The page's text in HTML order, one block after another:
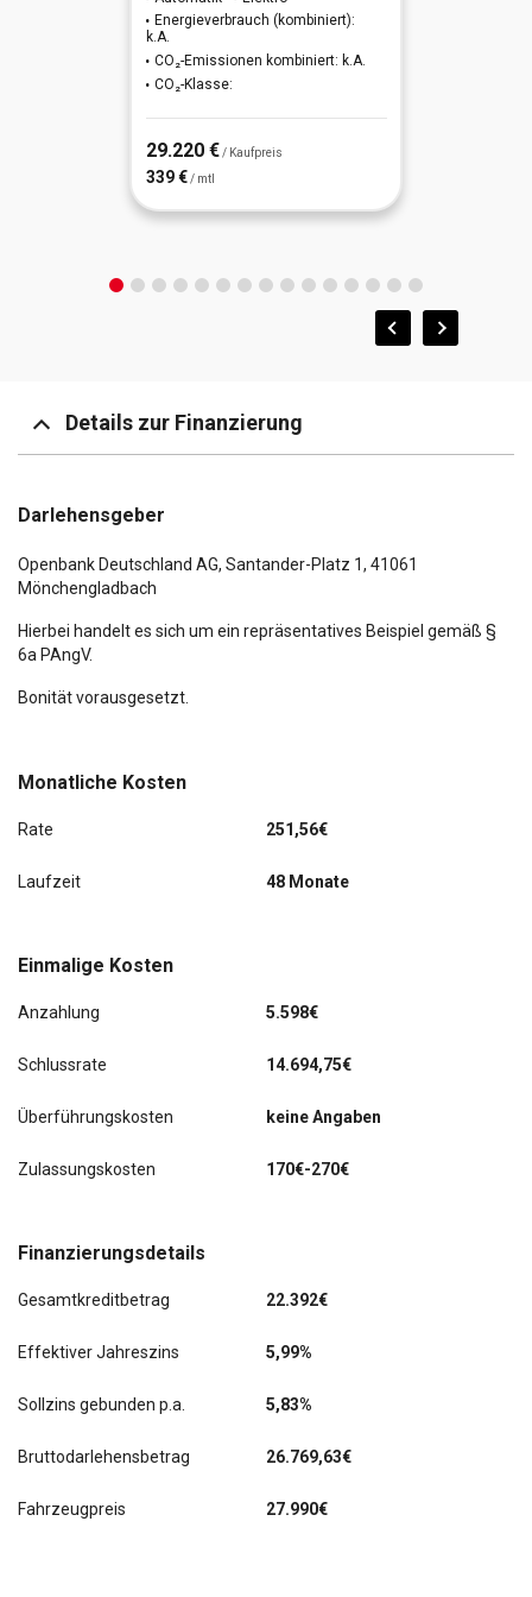
Innenausstattung: Interieurleisten Edelholz Ahorn
Innovations-Paket
Sicherheitssystem Active Protection
Sportsitze vorn
Sitzheizung vorn
Energieverbrauch (kombiniert):
k.A.
CO₂-Emissionen kombiniert: k.A.
CO₂-Klasse:
29.220 € / Kaufpreis
339 € / mtl
Details zur Finanzierung
Monatliche Kosten
Rate 251,56€
Laufzeit 48 Monate
Einmalige Kosten
Anzahlung 5.598€
Schlussrate 14.694,75€
Überführungskosten keine Angaben
Zulassungskosten 170€-270€
Finanzierungsdetails
Gesamtkreditbetrag 22.392€
Effektiver Jahreszins 5,99%
Sollzins gebunden p.a. 5,83%
Bruttodarlehensbetrag 26.769,63€
Fahrzeugpreis 27.990€
Darlehensgeber
Openbank Deutschland AG, Santander-Platz 1, 41061
Mönchengladbach
Hierbei handelt es sich um ein repräsentatives Beispiel gemäß §
6a PAngV.
Bonität vorausgesetzt.